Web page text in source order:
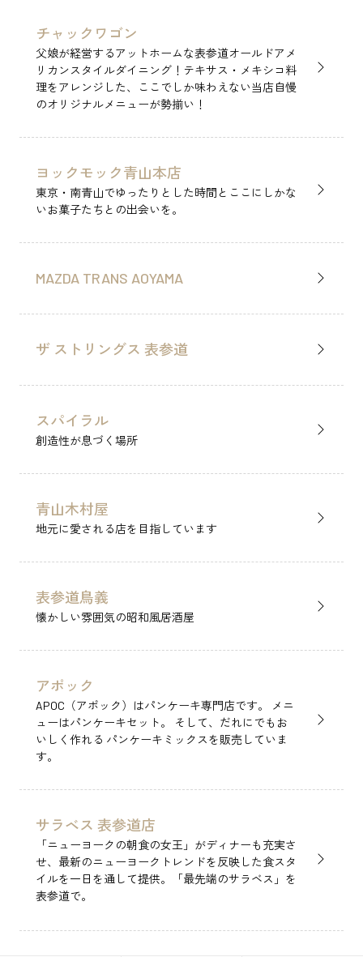
チャックワゴン
父娘が経営するアットホームな表参道オールドアメ
リカンスタイルダイニング！テキサス・メキシコ料
理をアレンジした、ここでしか味わえない当店自慢
のオリジナルメニューが勢揃い！
ヨックモック青山本店
東京・南青山でゆったりとした時間とここにしかな
いお菓子たちとの出会いを。
MAZDA TRANS AOYAMA
ザ ストリングス 表参道
スパイラル
創造性が息づく場所
青山木村屋
地元に愛される店を目指しています
表参道鳥義
懐かしい雰囲気の昭和風居酒屋
アポック
APOC（アポック）はパンケーキ専門店です。 メニ
ューはパンケーキセット。 そして、だれにでもお
いしく作れる パンケーキミックスを販売していま
す。
サラベス 表参道店
「ニューヨークの朝食の女王」がディナーも充実さ
せ、最新のニューヨークトレンドを反映した食スタ
イルを一日を通して提供。「最先端のサラベス」を
表参道で。